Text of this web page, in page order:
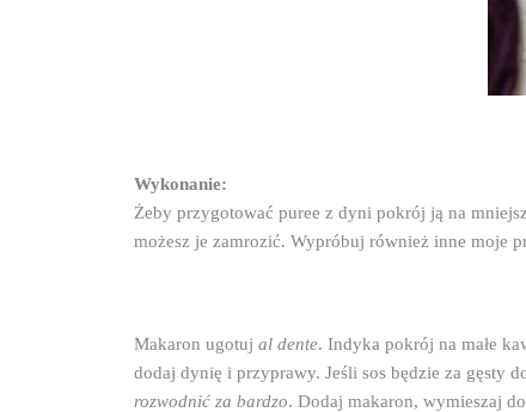
Wykonanie:
Żeby przygotować puree z dyni pokrój ją na
możesz je zamrozić. Wypróbuj również inne moje
Makaron ugotuj al dente. Indyka pokrój na małe
dodaj dynię i przyprawy. Jeśli sos będzie za gęsty
rozwodnić za bardzo. Dodaj makaron, wymieszaj